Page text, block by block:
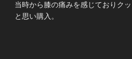
当時から膝の痛みを感じておりク
と思い購入。